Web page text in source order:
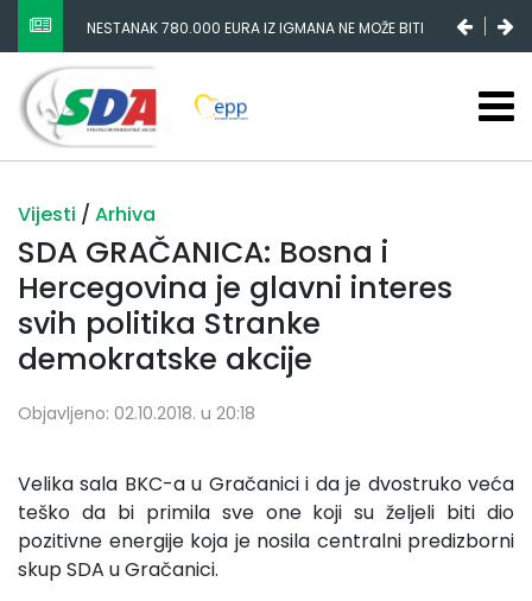
NESTANAK 780.000 EURA IZ IGMANA NE MOŽE BITI
SLUČAJNI PREVID, ODGOVORNOST MORAJU SNOSITI
VLADA FBIH I NJENI KADROVI
Vijesti / Arhiva
SDA GRAČANICA: Bosna i
Hercegovina je glavni interes
svih politika Stranke
demokratske akcije
Objavljeno: 02.10.2018. u 20:18
Velika sala BKC-a u Gračanici i da je dvostruko veća
teško da bi primila sve one koji su željeli biti dio
pozitivne energije koja je nosila centralni predizborni
skup SDA u Gračanici.